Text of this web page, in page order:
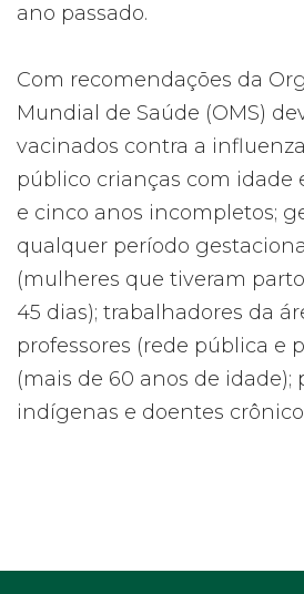
ano passado.
Com recomendações da
Mundial de Saúde (OMS)
vacinados contra a
público crianças com idade
e cinco anos incompletos;
qualquer período
(mulheres que tiveram
45 dias); trabalhadores da
professores (rede pública e
(mais de 60 anos de idade);
indígenas e doentes